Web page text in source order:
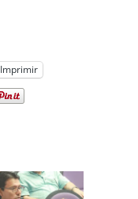
Imprimir